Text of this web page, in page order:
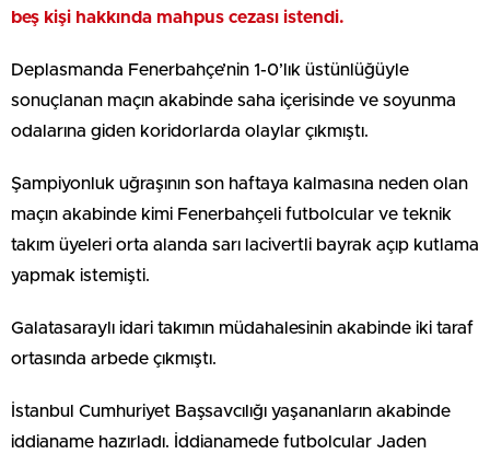
beş kişi hakkında mahpus cezası istendi.
Deplasmanda Fenerbahçe’nin 1-0’lık üstünlüğüyle
sonuçlanan maçın akabinde saha içerisinde ve soyunma
odalarına giden koridorlarda olaylar çıkmıştı.
Şampiyonluk uğraşının son haftaya kalmasına neden olan
maçın akabinde kimi Fenerbahçeli futbolcular ve teknik
takım üyeleri orta alanda sarı lacivertli bayrak açıp kutlama
yapmak istemişti.
Galatasaraylı idari takımın müdahalesinin akabinde iki taraf
ortasında arbede çıkmıştı.
İstanbul Cumhuriyet Başsavcılığı yaşananların akabinde
iddianame hazırladı. İddianamede futbolcular Jaden